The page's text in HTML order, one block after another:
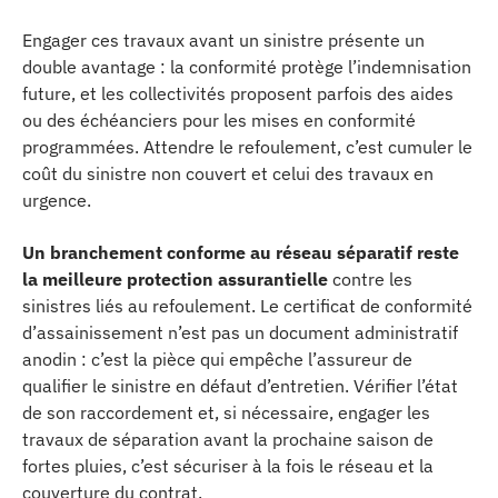
Engager ces travaux avant un sinistre présente un
double avantage : la conformité protège l’indemnisation
future, et les collectivités proposent parfois des aides
ou des échéanciers pour les mises en conformité
programmées. Attendre le refoulement, c’est cumuler le
coût du sinistre non couvert et celui des travaux en
urgence.
Un branchement conforme au réseau séparatif reste
la meilleure protection assurantielle contre les
sinistres liés au refoulement. Le certificat de conformité
d’assainissement n’est pas un document administratif
anodin : c’est la pièce qui empêche l’assureur de
qualifier le sinistre en défaut d’entretien. Vérifier l’état
de son raccordement et, si nécessaire, engager les
travaux de séparation avant la prochaine saison de
fortes pluies, c’est sécuriser à la fois le réseau et la
couverture du contrat.